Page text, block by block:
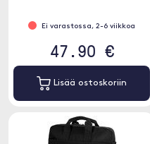
Ei varastossa, 2-6 viikkoa
47.90 €
Lisää ostoskoriin